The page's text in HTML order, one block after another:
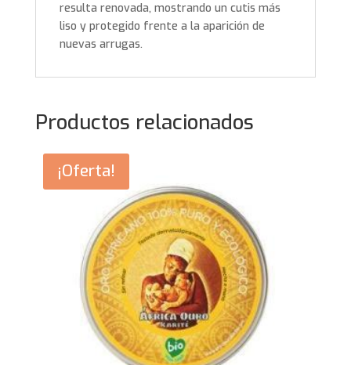
resulta renovada, mostrando un cutis más
liso y protegido frente a la aparición de
nuevas arrugas.
Productos relacionados
¡Oferta!